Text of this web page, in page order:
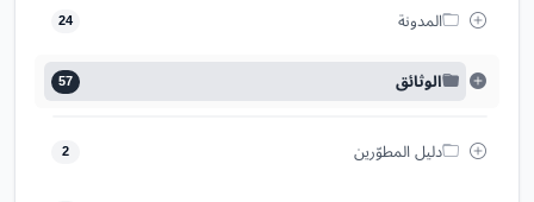
المدونة 24
الوثائق 57
دليل المطوّرين 2